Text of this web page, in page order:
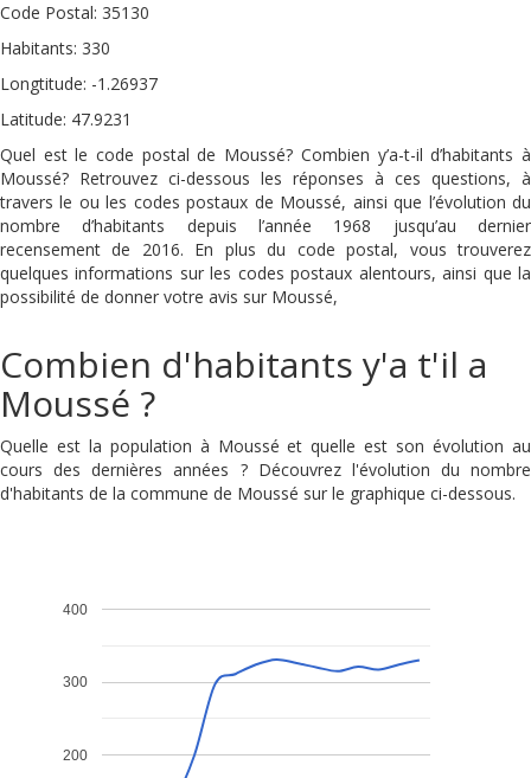
Code Postal: 35130
Habitants: 330
Longtitude: -1.26937
Latitude: 47.9231
Quel est le code postal de Moussé? Combien y’a-t-il d’habitants à
Moussé? Retrouvez ci-dessous les réponses à ces questions, à
travers le ou les codes postaux de Moussé, ainsi que l’évolution du
nombre d’habitants depuis l’année 1968 jusqu’au dernier
recensement de 2016. En plus du code postal, vous trouverez
quelques informations sur les codes postaux alentours, ainsi que la
possibilité de donner votre avis sur Moussé,
Combien d'habitants y'a t'il a
Moussé ?
Quelle est la population à Moussé et quelle est son évolution au
cours des dernières années ? Découvrez l'évolution du nombre
d'habitants de la commune de Moussé sur le graphique ci-dessous.
200
300
400